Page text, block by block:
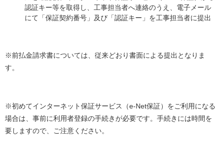
認証キー等を取得し、工事担当者へ連絡のうえ、電子メール
にて「保証契約番号」及び「認証キー」を工事担当者に提出
※前払金請求書については、従来どおり書面による提出となりま
す。
※初めてインターネット保証サービス（e-Net保証）をご利用になる
場合は、事前に利用者登録の手続きが必要です。手続きには時間を
要しますので、ご注意ください。